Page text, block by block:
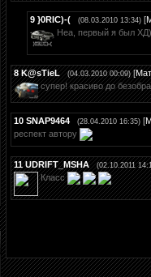
9 }0RIC)-( (08.03.2010 13:34) [
Неа, первый я был ХД)
8 K@sTieL (04.03.2010 00:09)[
супер! красиво до
10 SNAP9464 (28.04.2010 16:35) [
респект автору
11 UDRIFT_MSHA (02.10.2011
Класс